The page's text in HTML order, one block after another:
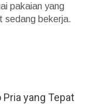
pakaian yang
sedang bekerja.
yang Tepat